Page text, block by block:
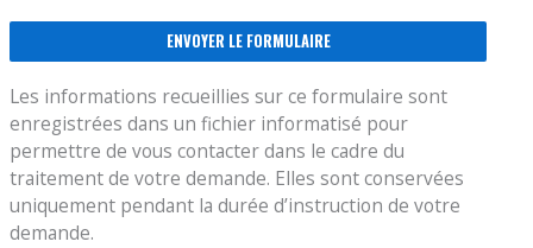
Les informations recueillies sur ce formulaire sont
enregistrées dans un fichier informatisé pour
permettre de vous contacter dans le cadre du
traitement de votre demande. Elles sont conservées
uniquement pendant la durée d’instruction de votre
demande.